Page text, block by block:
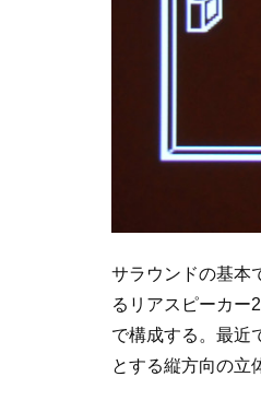
サラウンドの基本
るリアスピーカー
で構成する。最近
とする縦方向の立